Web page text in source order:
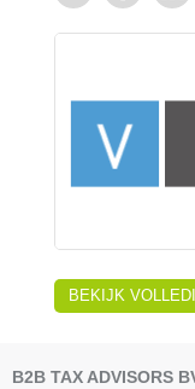
BEKIJK
B2B TAX ADVISORS